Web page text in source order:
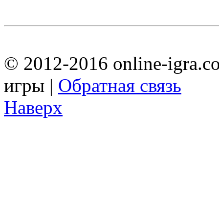
© 2012-2016 online-
игры | Обратная связь
Наверх